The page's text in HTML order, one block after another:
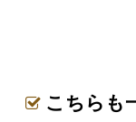
ゲ こちらも